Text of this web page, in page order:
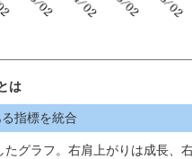
は
指標を統合
グラフ。右肩上がりは成長、